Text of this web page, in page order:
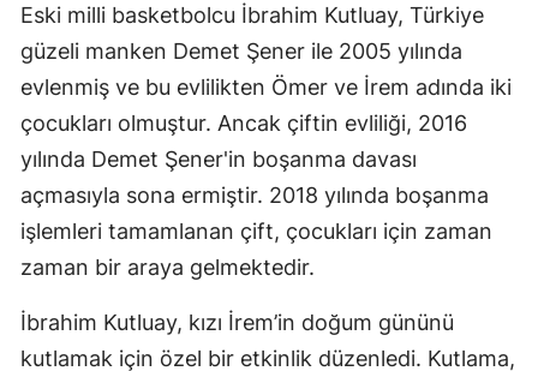
Diyarbakır
Edirne
Elazığ
Erzurum
Gaziantep
Eski milli basketbolcu İbrahim Kutluay, Türkiye
güzeli manken Demet Şener ile 2005 yılında
evlenmiş ve bu evlilikten Ömer ve İrem adında iki
çocukları olmuştur. Ancak çiftin evliliği, 2016
yılında Demet Şener'in boşanma davası
açmasıyla sona ermiştir. 2018 yılında boşanma
işlemleri tamamlanan çift, çocukları için zaman
zaman bir araya gelmektedir.
İbrahim Kutluay, kızı İrem’in doğum gününü
kutlamak için özel bir etkinlik düzenledi. Kutlama,